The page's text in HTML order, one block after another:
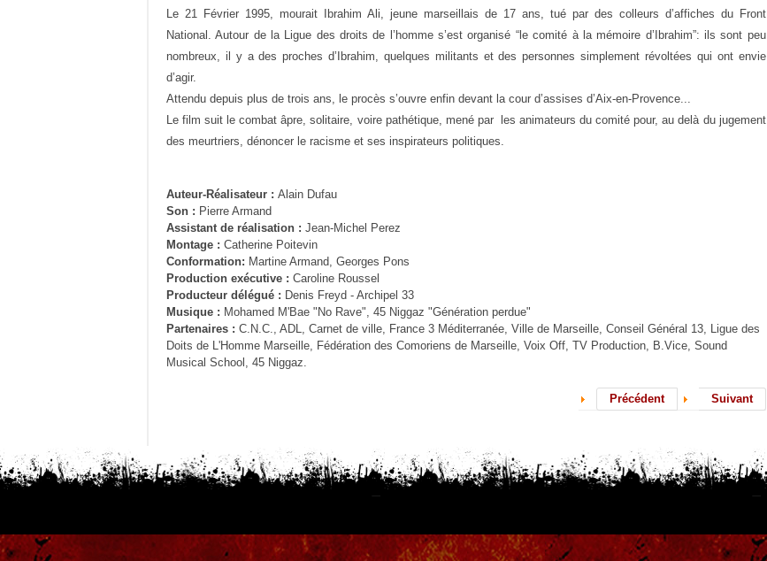
Le 21 Février 1995, mourait Ibrahim Ali, jeune marseillais de 17 ans, tué par des colleurs d’affiches du Front
National. Autour de la Ligue des droits de l’homme s’est organisé “le comité à la mémoire d’Ibrahim”: ils sont peu
nombreux, il y a des proches d’Ibrahim, quelques militants et des personnes simplement révoltées qui ont envie
d’agir.
Attendu depuis plus de trois ans, le procès s’ouvre enfin devant la cour d’assises d’Aix-en-Provence...
Le film suit le combat âpre, solitaire, voire pathétique, mené par les animateurs du comité pour, au delà du jugement
des meurtriers, dénoncer le racisme et ses inspirateurs politiques.
Auteur-Réalisateur : Alain Dufau
Son : Pierre Armand
Assistant de réalisation : Jean-Michel Perez
Montage : Catherine Poitevin
Conformation: Martine Armand, Georges Pons
Production exécutive : Caroline Roussel
Producteur délégué : Denis Freyd - Archipel 33
Musique : Mohamed M'Bae "No Rave", 45 Niggaz "Génération perdue"
Partenaires : C.N.C., ADL, Carnet de ville, France 3 Méditerranée, Ville de Marseille, Conseil Général 13, Ligue des
Doits de L'Homme Marseille, Fédération des Comoriens de Marseille, Voix Off, TV Production, B.Vice, Sound
Musical School, 45 Niggaz.
Précédent Suivant